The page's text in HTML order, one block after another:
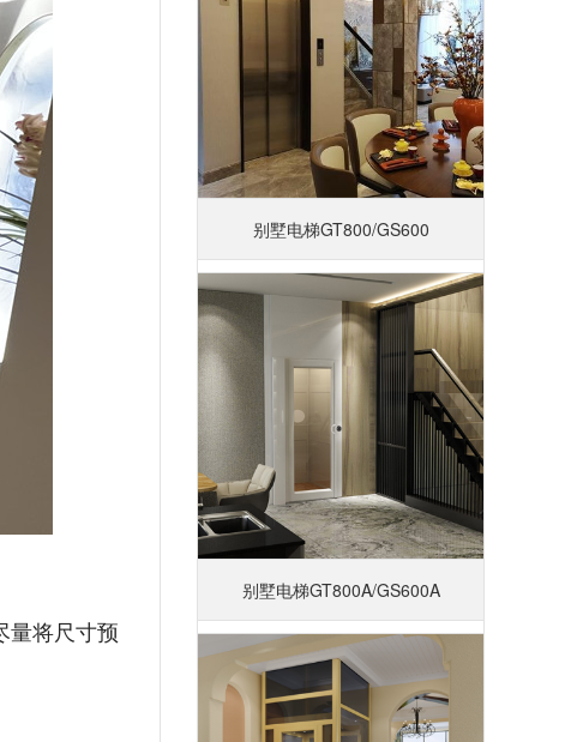
量将尺寸预
别墅电梯GT800/GS600
别墅电梯GT800A/GS600A